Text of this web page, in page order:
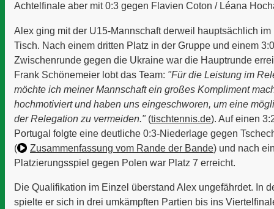
Achtelfinale aber mit 0:3 gegen Flavien Coton / Léana
Alex ging mit der U15-Mannschaft derweil hauptsächlich
Tisch. Nach einem dritten Platz in der Gruppe und einem
Zwischenrunde gegen die Ukraine war die Hauptrunde
Frank Schönemeier lobt das Team: "Für die Leistung im
möchte ich meiner Mannschaft ein großes Kompliment
hochmotiviert und haben uns eingeschworen, um eine
der Relegation zu vermeiden."(tischtennis.de). Auf einen
Portugal folgte eine deutliche 0:3-Niederlage gegen
(
Zusammenfassung vom Rande der Bande) und nach
Platzierungsspiel gegen Polen war Platz 7 erreicht.
Die Qualifikation im Einzel überstand Alex ungefährdet. In
spielte er sich in drei umkämpften Partien bis ins